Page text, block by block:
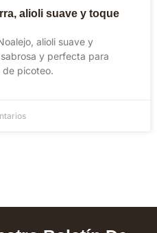
alioli suave y toque
alioli suave y
y perfecta para
de picoteo.